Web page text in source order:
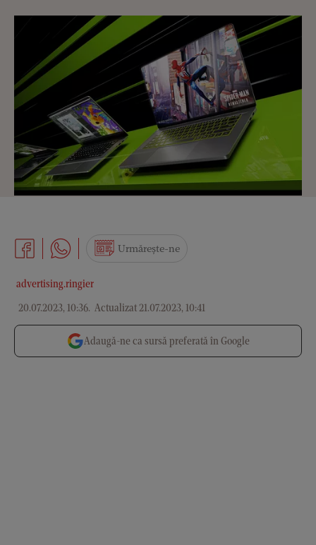
advertising.ringier
20.07.2023, 10:36. Actualizat 21.07.2023, 10:41
Urmărește-ne
Adaugă-ne ca sursă preferată în Google